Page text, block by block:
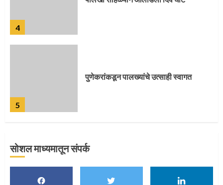
4
5
पुणेकरांकडून पालख्यांचे उत्साही स्वागत
मुख्यमंत्र्यांच्या हस्ते विठ्ठलाची महापूजा
सोशल माध्यमातून संपर्क